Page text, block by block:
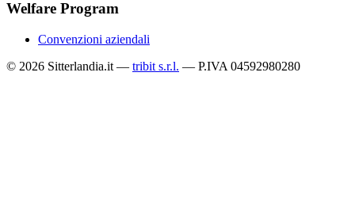
Welfare Program
Convenzioni aziendali
© 2026 Sitterlandia.it — tribit s.r.l. — P.IVA 04592980280